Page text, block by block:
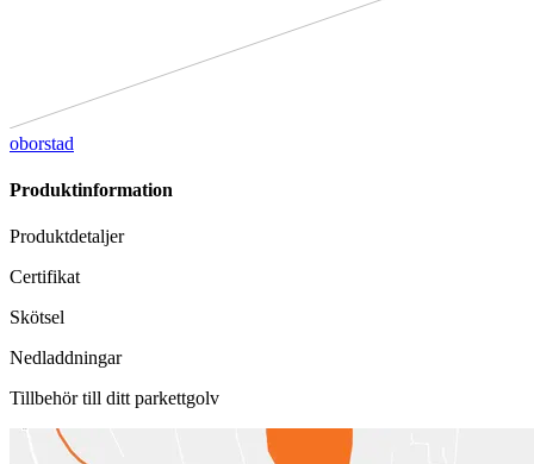
oborstad
Produktinformation
Produktdetaljer
Certifikat
Skötsel
Nedladdningar
Tillbehör till ditt parkettgolv